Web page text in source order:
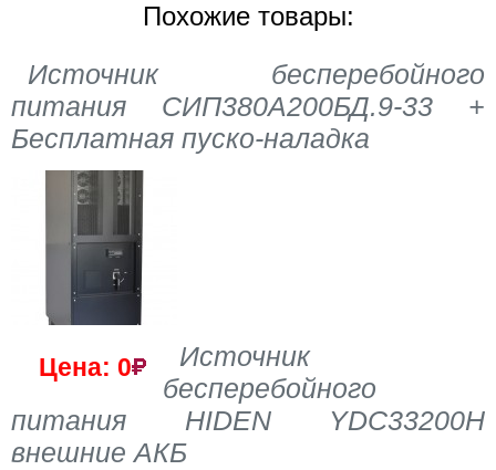
Похожие товары:
Источник бесперебойного
питания СИП380А200БД.9-33 +
Бесплатная пуско-наладка
Цена: 0
Источник
бесперебойного
питания HIDEN YDC33200H
внешние АКБ